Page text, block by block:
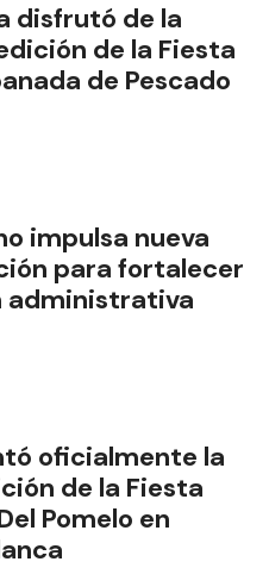
disfrutó de la
de la Fiesta
de Pescado
impulsa nueva
para fortalecer
administrativa
oficialmente la
de la Fiesta
Pomelo en